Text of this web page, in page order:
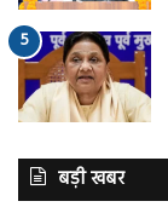
बड़ी खबर